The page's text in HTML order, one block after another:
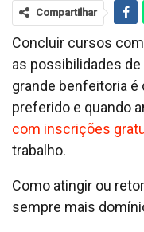
Compartilhar
Concluir cursos
as possibilidades
grande benfeitoria é
preferido e quando
com inscrições
trabalho.
Como atingir ou
sempre mais